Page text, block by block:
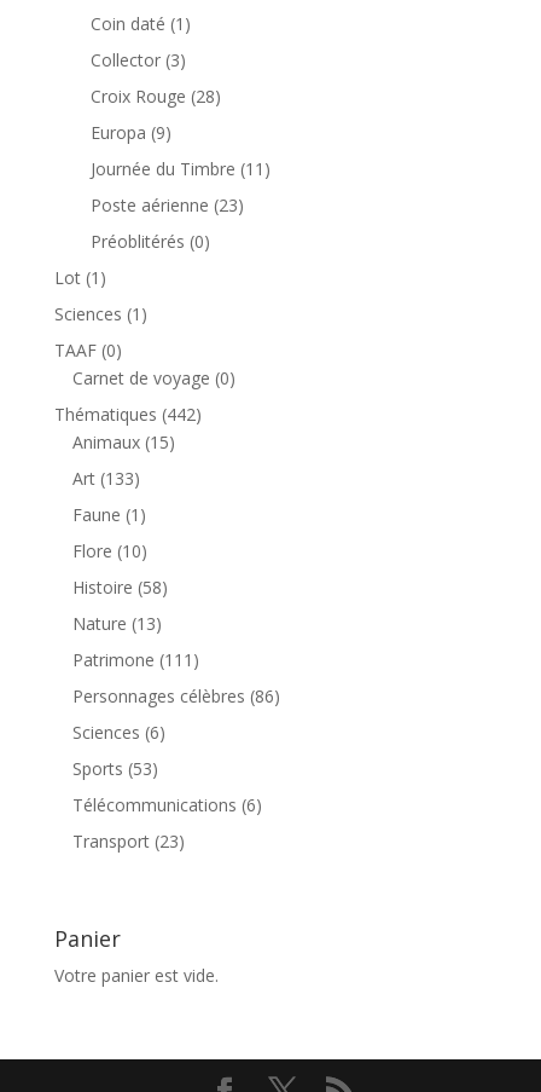
produits
Coin daté 1 1
produit
Collector 33
produits
Croix Rouge 2828
Europa 99
produits
Journée du Timbre 11 11
Poste aérienne 2323
Préoblitérés 00
Lot 1 1
produit
Sciences 1 1
TAAF 00
produit
Carnet de voyage 00
Thématiques 442442
Animaux 1515
Art 133133
produits
Faune 1 1
produit
Flore 1010
produits
Histoire 5858
Nature 1313
produits
Patrimone 111 111
produits
Personnages célèbres 8686
Sciences 66
Sports 5353
produits
Télécommunications 66
Transport 2323
Panier
Votre panier est vide.